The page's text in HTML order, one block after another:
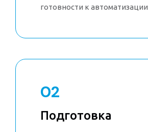
готовности к автоматизации
02
Подготовка